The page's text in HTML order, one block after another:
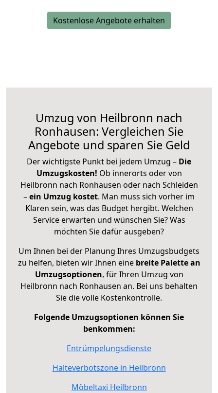
Kostenlose Angebote erhalten
Umzug von Heilbronn nach
Ronhausen: Vergleichen Sie
Angebote und sparen Sie Geld
Der wichtigste Punkt bei jedem Umzug – Die
Umzugskosten! Ob innerorts oder von
Heilbronn nach Ronhausen oder nach Schleiden
–ein Umzug kostet. Man muss sich vorher im
Klaren sein, was das Budget hergibt. Welchen
Service erwarten und wünschen Sie? Was
möchten Sie dafür ausgeben?
Um Ihnen bei der Planung Ihres Umzugsbudgets
zu helfen, bieten wir Ihnen eine breite Palette an
Umzugsoptionen, für Ihren Umzug von
Heilbronn nach Ronhausen an. Bei uns behalten
Sie die volle Kostenkontrolle.
Folgende Umzugsoptionen können Sie
benkommen:
Entrümpelungsdienste
Halteverbotszone in Heilbronn
Möbeltaxi Heilbronn